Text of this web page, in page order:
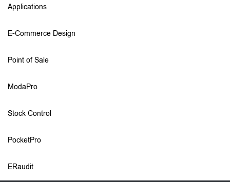
Applications
E-Commerce Design
Point of Sale
ModaPro
Stock Control
PocketPro
ERaudit